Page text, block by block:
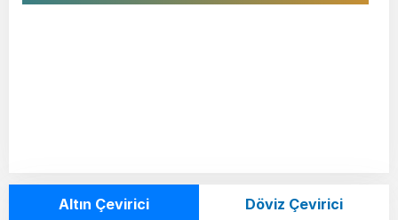
Altın Çevirici Döviz Çevirici